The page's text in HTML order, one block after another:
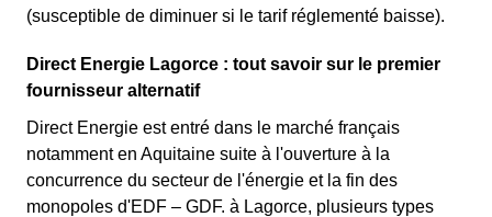
(susceptible de diminuer si le tarif réglementé baisse).
Direct Energie Lagorce : tout savoir sur le premier
fournisseur alternatif
Direct Energie est entré dans le marché français
notamment en Aquitaine suite à l'ouverture à la
concurrence du secteur de l'énergie et la fin des
monopoles d'EDF – GDF. à Lagorce, plusieurs types